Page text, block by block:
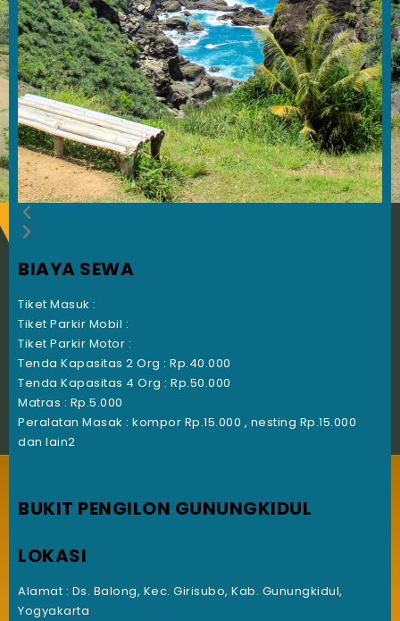
BIAYA SEWA
Tiket Masuk :
Tiket Parkir Mobil :
Tiket Parkir Motor :
Tenda Kapasitas 2 Org : Rp.40.000
Tenda Kapasitas 4 Org : Rp.50.000
Matras : Rp.5.000
Peralatan Masak : kompor Rp.15.000 , nesting Rp.15.000
dan lain2
BUKIT PENGILON GUNUNGKIDUL
LOKASI
Alamat : Ds. Balong, Kec. Girisubo, Kab. Gunungkidul,
Yogyakarta